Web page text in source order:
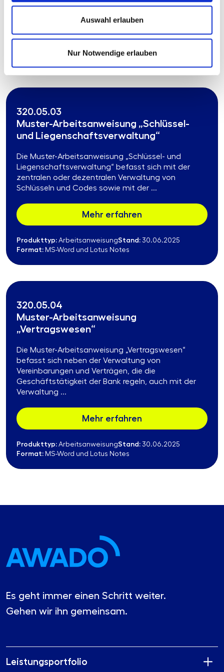
Auswahl erlauben
Nur Notwendige erlauben
Mehr erfahren
MS-Word und Lotus Notes
320.05.03
Muster-Arbeitsanweisung „Schlüssel-
und Liegenschaftsverwaltung“
Die Muster-Arbeitsanweisung „Schlüssel- und
Liegenschaftsverwaltung“ befasst sich mit der
zentralen oder dezentralen Verwaltung von
Schlüsseln und Codes sowie mit der ...
Mehr erfahren
Produkttyp: ArbeitsanweisungStand: 30.06.2025
Format: MS-Word und Lotus Notes
320.05.04
Muster-Arbeitsanweisung
„Vertragswesen“
Die Muster-Arbeitsanweisung „Vertragswesen“
befasst sich neben der Verwaltung von
Vereinbarungen und Verträgen, die die
Geschäftstätigkeit der Bank regeln, auch mit der
Verwaltung ...
Mehr erfahren
Produkttyp: ArbeitsanweisungStand: 30.06.2025
Format: MS-Word und Lotus Notes
Es geht immer einen Schritt weiter.
Gehen wir ihn gemeinsam.
Leistungsportfolio